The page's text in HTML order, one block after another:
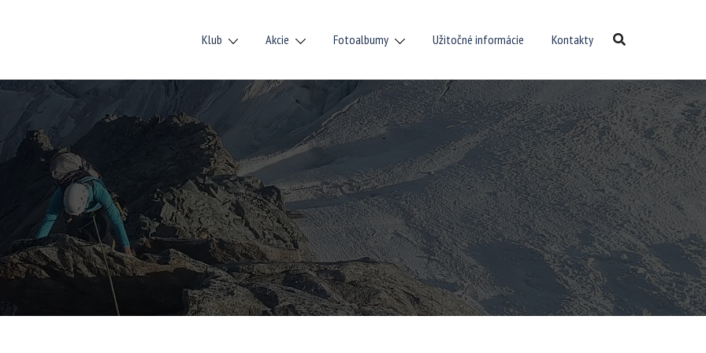
Klub Akcie Fotoalbumy Užitočné informácie Kontakty